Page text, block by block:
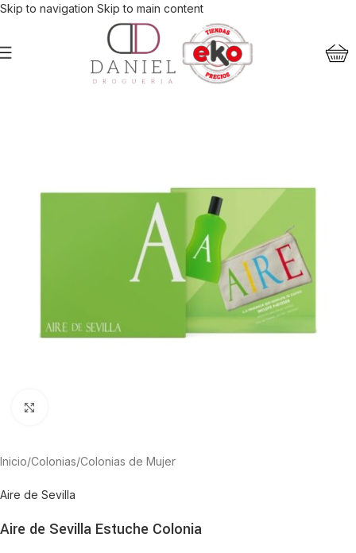
Skip to navigation Skip to main content
Inicio/Colonias/Colonias de Mujer
Aire de Sevilla
Aire de Sevilla Estuche Colonia